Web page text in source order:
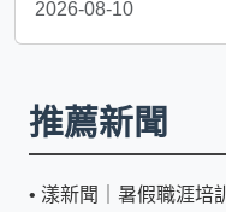
2026-08-10
推薦新聞
• 漾新聞｜暑假職涯